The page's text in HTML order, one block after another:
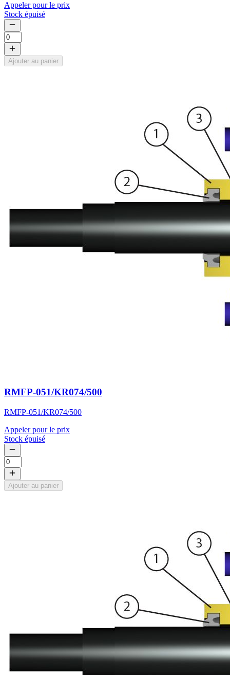
Appeler pour le prix
Stock épuisé
Ajouter au panier
RMFP-051/KR074/500
RMFP-051/KR074/500
Appeler pour le prix
Stock épuisé
Ajouter au panier